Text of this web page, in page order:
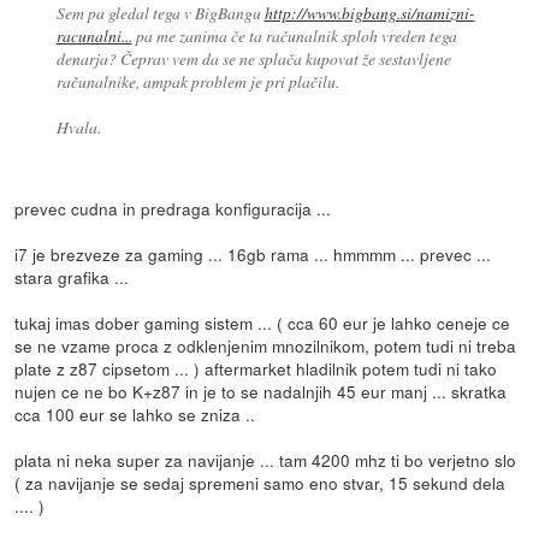
Sem pa gledal tega v BigBanguhttp://www.bigbang.si/namizni-
racunalni... pa me zanima če ta računalnik sploh vreden tega
denarja? Čeprav vem da se ne splača kupovat že sestavljene
računalnike, ampak problem je pri plačilu.
Hvala.
prevec cudna in predraga konfiguracija ...
i7 je brezveze za gaming ... 16gb rama ... hmmmm ... prevec ...
stara grafika ...
tukaj imas dober gaming sistem ... ( cca 60 eur je lahko ceneje ce
se ne vzame proca z odklenjenim mnozilnikom, potem tudi ni treba
plate z z87 cipsetom ... ) aftermarket hladilnik potem tudi ni tako
nujen ce ne bo K+z87 in je to se nadalnjih 45 eur manj ... skratka
cca 100 eur se lahko se zniza ..
plata ni neka super za navijanje ... tam 4200 mhz ti bo verjetno slo
( za navijanje se sedaj spremeni samo eno stvar, 15 sekund dela
.... )